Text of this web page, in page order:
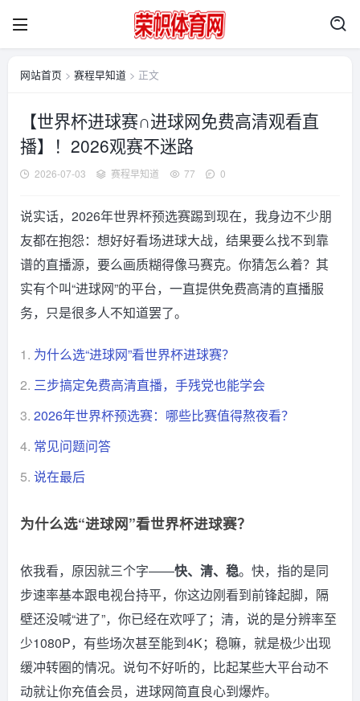
网站首页 > 赛程早知道 > 正文
【世界杯进球赛∩进球网免费高清观看直
播】！2026观赛不迷路
2026-07-03 赛程早知道 77 0
说实话，2026年世界杯预选赛踢到现在，我身边不少朋
友都在抱怨：想好好看场进球大战，结果要么找不到靠
谱的直播源，要么画质糊得像马赛克。你猜怎么着？其
实有个叫“进球网”的平台，一直提供免费高清的直播服
务，只是很多人不知道罢了。
1. 为什么选“进球网”看世界杯进球赛？
2. 三步搞定免费高清直播，手残党也能学会
3. 2026年世界杯预选赛：哪些比赛值得熬夜看？
4. 常见问题问答
5. 说在最后
为什么选“进球网”看世界杯进球赛？
依我看，原因就三个字——快、清、稳。快，指的是同
步速率基本跟电视台持平，你这边刚看到前锋起脚，隔
壁还没喊“进了”，你已经在欢呼了；清，说的是分辨率至
少1080P，有些场次甚至能到4K；稳嘛，就是极少出现
缓冲转圈的情况。说句不好听的，比起某些大平台动不
动就让你充值会员，进球网简直良心到爆炸。